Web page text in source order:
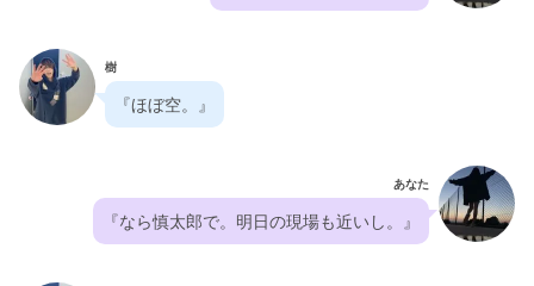
樹
『ほぼ空。』
あなた
『なら慎太郎で。明日の現場も近いし。』